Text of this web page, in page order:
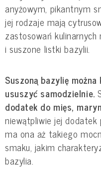
anyżowym, pikantnym
jej rodzaje mają
zastosowań kulinarnych
i suszone listki bazylii.
Suszoną bazylię
ususzyć samodzielnie.
dodatek do mięs,
niewątpliwie jej dodatek
ma ona aż takiego
smaku, jakim
bazylia.